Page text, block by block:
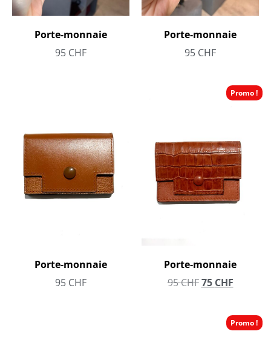
Porte-monnaie
95 CHF
Porte-monnaie
95 CHF
Porte-monnaie
95 CHF
Promo !
Porte-monnaie
95CHF 75 CHF
Promo !